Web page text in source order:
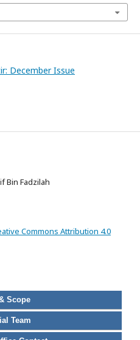
December Issue
Bin Fadzilah
Commons Attribution 4.0
Scope
Team